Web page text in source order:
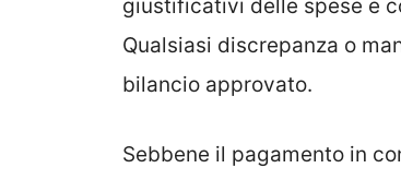
giustificativi delle spese e
Qualsiasi discrepanza o
bilancio approvato.
Sebbene il pagamento in